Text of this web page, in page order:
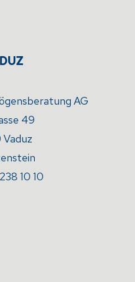
AG
49
10 10